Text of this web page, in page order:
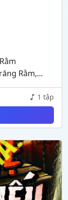
Rằm,...
1 tập